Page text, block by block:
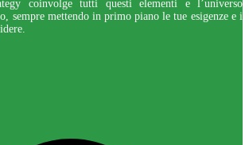
coinvolge tutti questi elementi e l’universo
sempre mettendo in primo piano le tue esigenze e i